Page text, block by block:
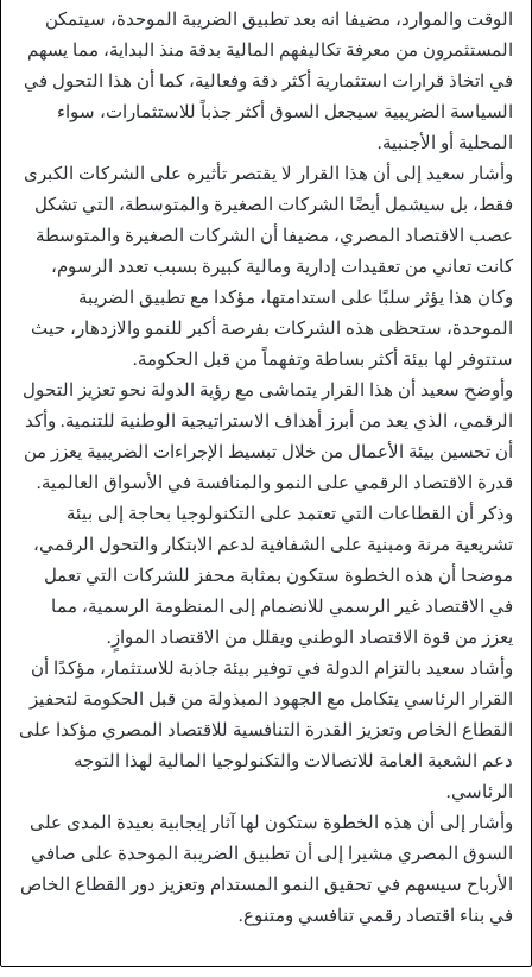
الوقت والموارد، مضيفا انه بعد تطبيق الضريبة الموحدة، سيتمكن
المستثمرون من معرفة تكاليفهم المالية بدقة منذ البداية، مما يسهم
في اتخاذ قرارات استثمارية أكثر دقة وفعالية، كما أن هذا التحول في
السياسة الضريبية سيجعل السوق أكثر جذباً للاستثمارات، سواء
المحلية أو الأجنبية.
وأشار سعيد إلى أن هذا القرار لا يقتصر تأثيره على الشركات الكبرى
فقط، بل سيشمل أيضًا الشركات الصغيرة والمتوسطة، التي تشكل
عصب الاقتصاد المصري، مضيفا أن الشركات الصغيرة والمتوسطة
كانت تعاني من تعقيدات إدارية ومالية كبيرة بسبب تعدد الرسوم،
وكان هذا يؤثر سلبًا على استدامتها، مؤكدا مع تطبيق الضريبة
الموحدة، ستحظى هذه الشركات بفرصة أكبر للنمو والازدهار، حيث
ستتوفر لها بيئة أكثر بساطة وتفهماً من قبل الحكومة.
وأوضح سعيد أن هذا القرار يتماشى مع رؤية الدولة نحو تعزيز التحول
الرقمي، الذي يعد من أبرز أهداف الاستراتيجية الوطنية للتنمية. وأكد
أن تحسين بيئة الأعمال من خلال تبسيط الإجراءات الضريبية يعزز من
قدرة الاقتصاد الرقمي على النمو والمنافسة في الأسواق العالمية.
وذكر أن القطاعات التي تعتمد على التكنولوجيا بحاجة إلى بيئة
تشريعية مرنة ومبنية على الشفافية لدعم الابتكار والتحول الرقمي،
موضحا أن هذه الخطوة ستكون بمثابة محفز للشركات التي تعمل
في الاقتصاد غير الرسمي للانضمام إلى المنظومة الرسمية، مما
يعزز من قوة الاقتصاد الوطني ويقلل من الاقتصاد الموازٍ.
وأشاد سعيد بالتزام الدولة في توفير بيئة جاذبة للاستثمار، مؤكدًا أن
القرار الرئاسي يتكامل مع الجهود المبذولة من قبل الحكومة لتحفيز
القطاع الخاص وتعزيز القدرة التنافسية للاقتصاد المصري مؤكدا على
دعم الشعبة العامة للاتصالات والتكنولوجيا المالية لهذا التوجه
الرئاسي.
وأشار إلى أن هذه الخطوة ستكون لها آثار إيجابية بعيدة المدى على
السوق المصري مشيرا إلى أن تطبيق الضريبة الموحدة على صافي
الأرباح سيسهم في تحقيق النمو المستدام وتعزيز دور القطاع الخاص
في بناء اقتصاد رقمي تنافسي ومتنوع.